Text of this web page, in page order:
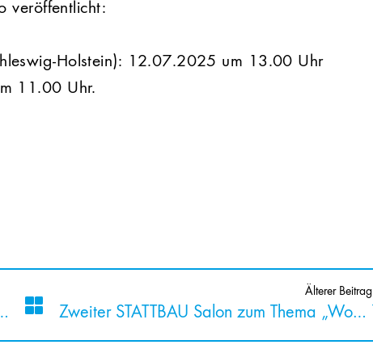
veröffentlicht:
Holstein): 12.07.2025 um 13.00 Uhr
11.00 Uhr.
Zweiter STATTBAU Salon zum Thema „Wohnvielfalt im Alter“ hat stattgefunden.
Älterer Beitrag
in St. Pauli“ hat stattgefunden.